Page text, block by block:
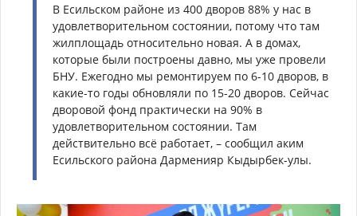
В Есильском районе из 400 дворов 88% у нас в
удовлетворительном состоянии, потому что там
жилплощадь относительно новая. А в домах,
которые были построены давно, мы уже провели
БНУ. Ежегодно мы ремонтируем по 6-10 дворов, в
какие-то годы обновляли по 15-20 дворов. Сейчас
дворовой фонд практически на 90% в
удовлетворительном состоянии. Там
действительно всё работает, – сообщил аким
Есильского района Дарменияр Кыдырбек-улы.